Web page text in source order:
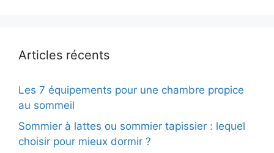
Articles récents
Les 7 équipements pour une chambre propice
au sommeil
Sommier à lattes ou sommier tapissier : lequel
choisir pour mieux dormir ?